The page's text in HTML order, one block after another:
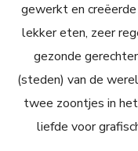
gewerkt en
lekker eten, zeer
gezonde
(steden) van de
twee zoontjes in
liefde voor